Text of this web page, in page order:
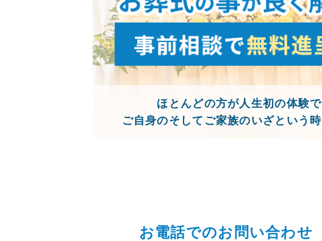
ほとんどの方が人生初の体験
ご自身のそしてご家族のいざという
お電話でのお問い合わせ